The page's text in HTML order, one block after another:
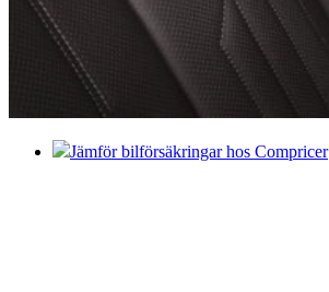
Jämför bilförsäkringar hos Compricer